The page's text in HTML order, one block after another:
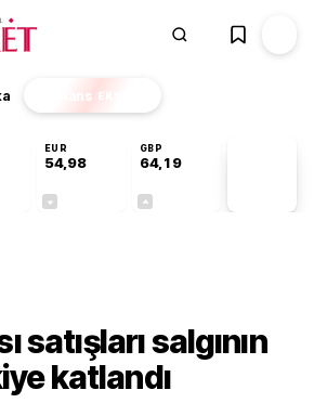
Finans EKSTRA
EUR
54,98
GBP
64,19
satışları salgının
katlandı